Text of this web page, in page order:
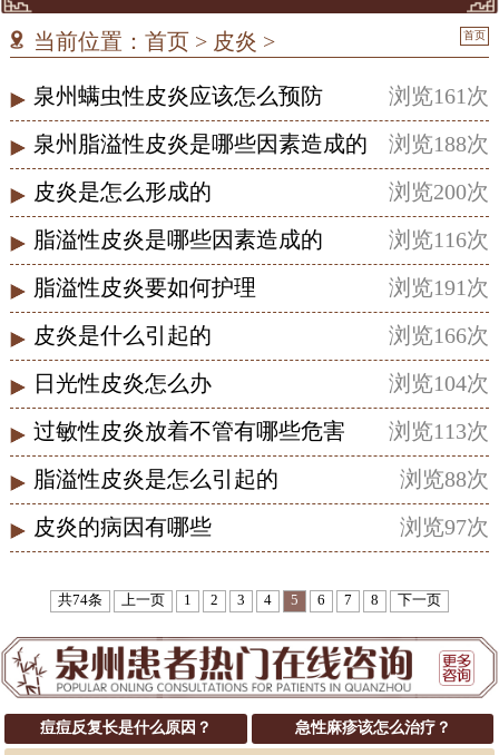
当前位置： 首页> 皮炎 > 首页
泉州螨虫性皮炎应该怎么预防 浏览161次
泉州脂溢性皮炎是哪些因素造成的 浏览188次
皮炎是怎么形成的 浏览200次
脂溢性皮炎是哪些因素造成的 浏览116次
脂溢性皮炎要如何护理 浏览191次
皮炎是什么引起的 浏览166次
日光性皮炎怎么办 浏览104次
过敏性皮炎放着不管有哪些危害 浏览113次
脂溢性皮炎是怎么引起的 浏览88次
皮炎的病因有哪些 浏览97次
共74条 上一页 1 2 3 4 5 6 7 8 下一页
痘痘反复长是什么原因？ 急性麻疹该怎么治疗？